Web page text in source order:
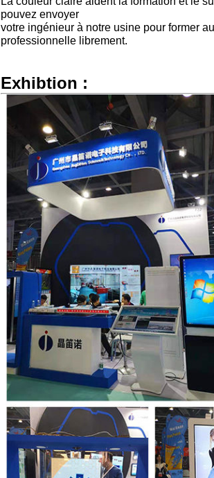
pouvez envoyer
votre ingénieur à notre usine pour former
professionnelle librement.
Exhibtion :